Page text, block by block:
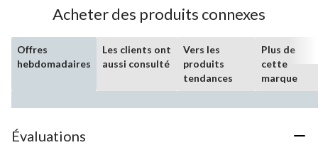
Acheter des produits connexes
Offres
hebdomadaires
Les clients ont
aussi consulté
Vers les
produits
tendances
Plus de
cette
marque
Évaluations